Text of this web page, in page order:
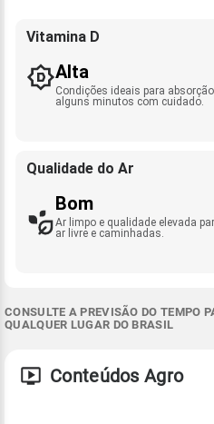
Vitamina D
Alta
Condições ideais para
alguns minutos com cuidado.
Qualidade do Ar
Bom
Ar limpo e qualidade elevada
ar livre e caminhadas.
CONSULTE A PREVISÃO DO TEMPO
QUALQUER LUGAR DO BRASIL
Conteúdos Agro